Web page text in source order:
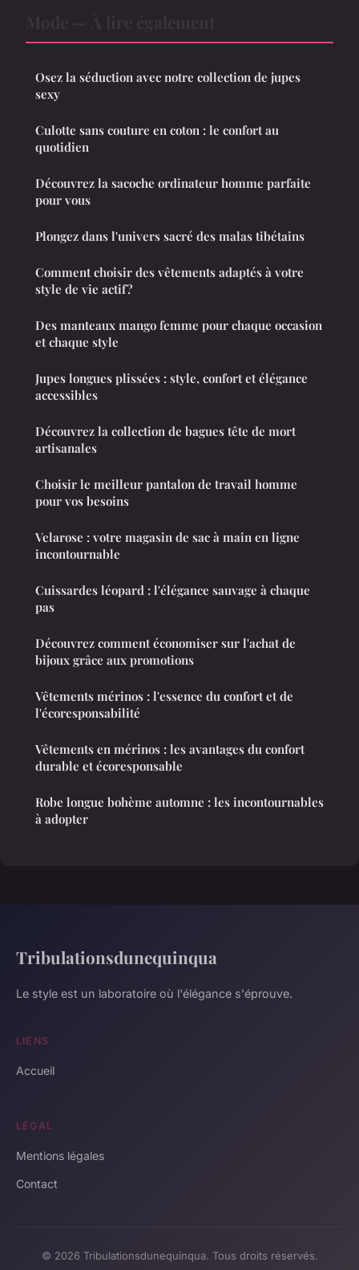
Osez la séduction avec notre collection de jupes
sexy
Culotte sans couture en coton : le confort au
quotidien
Découvrez la sacoche ordinateur homme parfaite
pour vous
Plongez dans l'univers sacré des malas tibétains
Comment choisir des vêtements adaptés à votre
style de vie actif?
Des manteaux mango femme pour chaque occasion
et chaque style
Jupes longues plissées : style, confort et élégance
accessibles
Découvrez la collection de bagues tête de mort
artisanales
Choisir le meilleur pantalon de travail homme
pour vos besoins
Velarose : votre magasin de sac à main en ligne
incontournable
Cuissardes léopard : l'élégance sauvage à chaque
pas
Découvrez comment économiser sur l'achat de
bijoux grâce aux promotions
Vêtements mérinos : l'essence du confort et de
l'écoresponsabilité
Vêtements en mérinos : les avantages du confort
durable et écoresponsable
Robe longue bohème automne : les incontournables
à adopter
Tribulationsdunequinqua
Le style est un laboratoire où l'élégance s'éprouve.
LIENS
Accueil
LÉGAL
Mentions légales
Contact
© 2026 Tribulationsdunequinqua. Tous droits réservés.